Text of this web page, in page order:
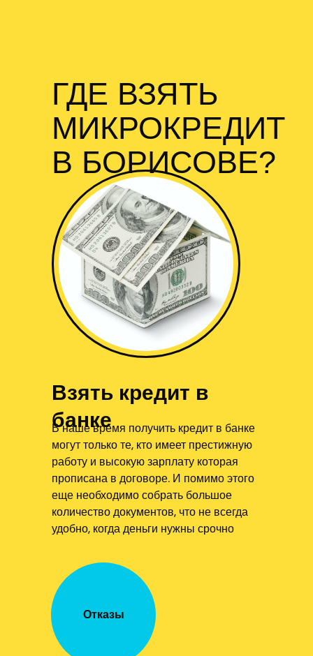
ГДЕ ВЗЯТЬ
МИКРОКРЕДИТ
В БОРИСОВЕ?
Отказы
В наше время получить кредит в банке
могут только те, кто имеет престижную
работу и высокую зарплату которая
прописана в договоре. И помимо этого
еще необходимо собрать большое
количество документов, что не всегда
удобно, когда деньги нужны срочно
Взять кредит в
банке